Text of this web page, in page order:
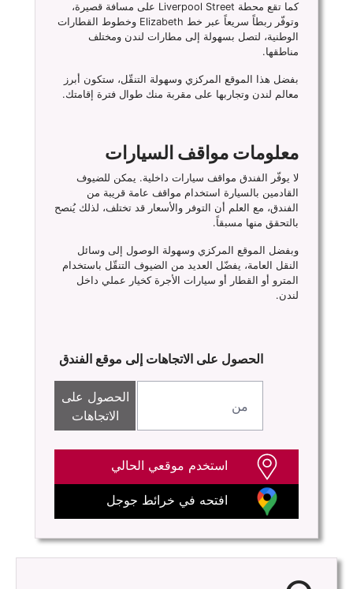
كما تقع محطة Liverpool Street على مسافة قصيرة،
وتوفّر ربطاً سريعاً عبر خط Elizabeth وخطوط القطارات
الوطنية، لتصل بسهولة إلى مطارات لندن ومختلف
مناطقها.
بفضل هذا الموقع المركزي وسهولة التنقّل، ستكون أبرز
معالم لندن وتجاربها على مقربة منك طوال فترة إقامتك.
معلومات مواقف السيارات
لا يوفّر الفندق مواقف سيارات داخلية. يمكن للضيوف
القادمين بالسيارة استخدام مواقف عامة قريبة من
الفندق، مع العلم أن التوفر والأسعار قد تختلف، لذلك يُنصح
بالتحقق منها مسبقاً.
وبفضل الموقع المركزي وسهولة الوصول إلى وسائل
النقل العامة، يفضّل العديد من الضيوف التنقّل باستخدام
المترو أو القطار أو سيارات الأجرة كخيار عملي داخل
لندن.
الحصول على الاتجاهات إلى موقع الفندق
الحصول على
الاتجاهات
استخدم موقعي الحالي
افتحه في خرائط جوجل